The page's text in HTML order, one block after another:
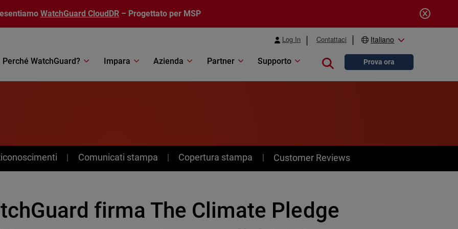
WatchGuard CloudDR – Progettato per MSP
Log In Contattaci Italiano
Perché WatchGuard? Impara Azienda Partner Supporto Close searchProva ora
Comunicati stampa Copertura stampa Customer Reviews
firma The Climate Pledge